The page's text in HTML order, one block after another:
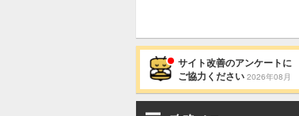
サイト改善のアンケートに
ご協力ください 2026年08月